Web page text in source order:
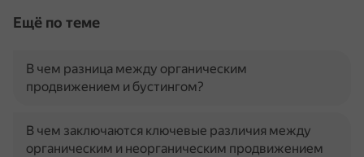
Ещё по теме
В чем разница между органическим
продвижением и бустингом?
В чем заключаются ключевые различия между
органическим и неорганическим продвижением